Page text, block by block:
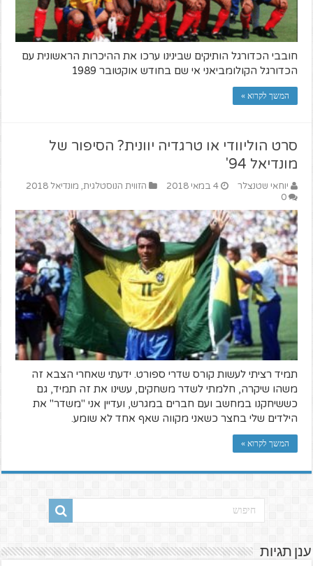
חובבי הכדורגל הותיקים שבינינו ערכו את ההיכרות הראשונית עם
הכדורגל הקולומביאני אי שם בחודש אוקטובר 1989
המשך לקרוא »
סרט הוליוודי או טרגדיה יוונית? הסיפור של
מונדיאל 94'
יוחאי שטנצלר 4 במאי 2018 הזווית הנוסטלגית, מונדיאל 2018
0
תמיד רציתי לעשות קורס שדרי ספורט. ידעתי שאחרי הצבא זה
משהו שיקרה, חלמתי לשדר משחקים, עשינו את זה תמיד, גם
כששיחקנו במחשב ועם חברים במגרש, ועדיין אני "משדר" את
הילדים שלי בחצר כשאני מקווה שאף אחד לא שומע.
המשך לקרוא »
ענן תגיות